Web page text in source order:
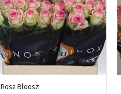
Rosa Bloosz